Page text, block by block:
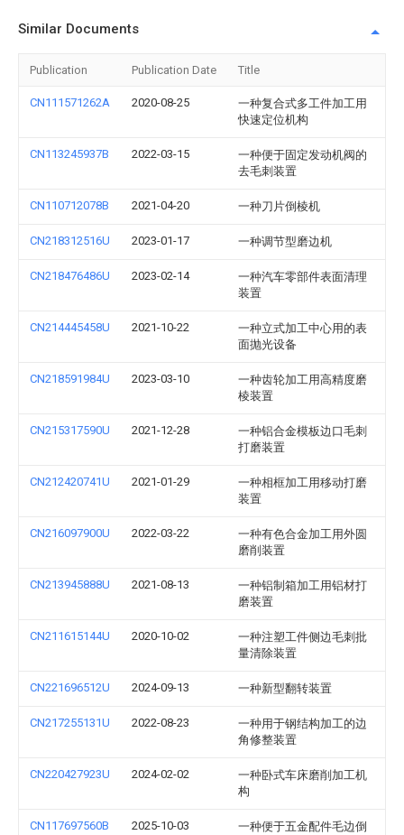
Similar Documents
Publication Publication Date Title
CN111571262A 2020-08-25
一种复合式多工件加工用
快速定位机构
CN113245937B 2022-03-15
一种便于固定发动机阀的
去毛刺装置
CN110712078B 2021-04-20 一种刀片倒棱机
CN218312516U 2023-01-17 一种调节型磨边机
CN218476486U 2023-02-14
一种汽车零部件表面清理
装置
CN214445458U 2021-10-22
一种立式加工中心用的表
面抛光设备
CN218591984U 2023-03-10
一种齿轮加工用高精度磨
棱装置
CN215317590U 2021-12-28
一种铝合金模板边口毛刺
打磨装置
CN212420741U 2021-01-29
一种相框加工用移动打磨
装置
CN216097900U 2022-03-22
一种有色合金加工用外圆
磨削装置
CN213945888U 2021-08-13
一种铝制箱加工用铝材打
磨装置
CN211615144U 2020-10-02
一种注塑工件侧边毛刺批
量清除装置
CN221696512U 2024-09-13 一种新型翻转装置
CN217255131U 2022-08-23
一种用于钢结构加工的边
角修整装置
CN220427923U 2024-02-02
一种卧式车床磨削加工机
构
CN117697560B 2025-10-03
一种便于五金配件毛边倒